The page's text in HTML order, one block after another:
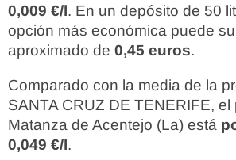
0,009 €/l. En un depósito de 50
opción más económica puede
aproximado de 0,45 euros.
Comparado con la media de la
SANTA CRUZ DE TENERIFE,
Matanza de Acentejo (La) está
0,049 €/l.